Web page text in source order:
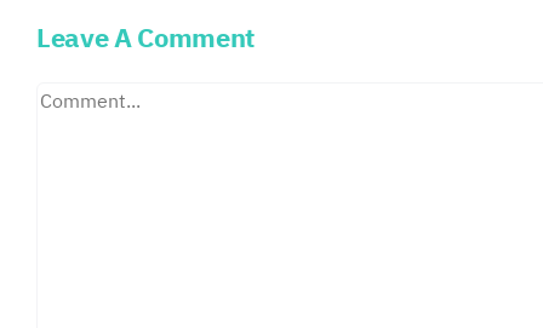
Leave A Comment
Comment